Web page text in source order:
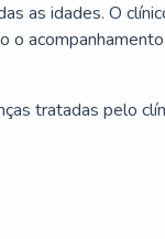
as idades. O
o
tratadas pelo